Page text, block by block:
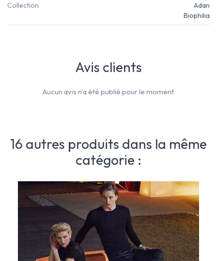
Collection
Adan
Biophilia
Avis clients
Aucun avis n'a été publié pour le moment.
16 autres produits dans la même
catégorie :